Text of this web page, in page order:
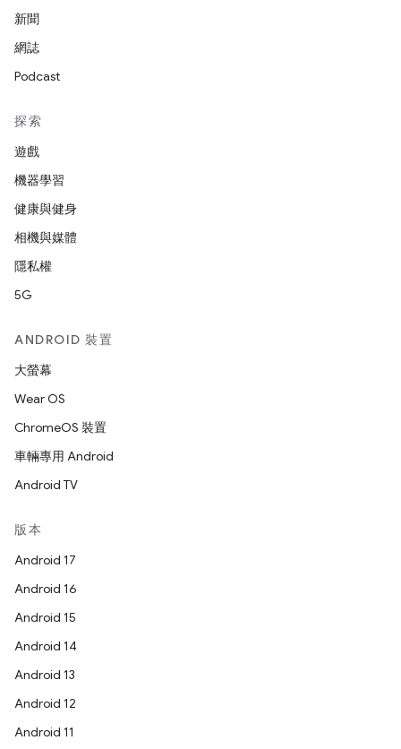
新聞
網誌
Podcast
探索
遊戲
機器學習
健康與健身
相機與媒體
隱私權
5G
ANDROID 裝置
大螢幕
Wear OS
ChromeOS 裝置
車輛專用 Android
Android TV
版本
Android 17
Android 16
Android 15
Android 14
Android 13
Android 12
Android 11